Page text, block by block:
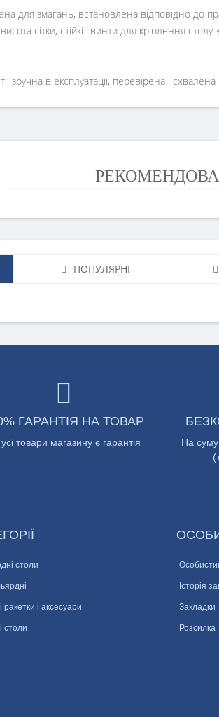
для змагань, встановлена відповідно до
сітки, стійкі гвинти для кріплення
зручна в експлуатації, перевірена і
ПОПУЛЯРНІ
ГАРАНТІЯ НА ТОВАР
товари магазину є гарантія
На суму
столи
ракетки і аксесуари
столи
Історія
Закладки
Розсилка